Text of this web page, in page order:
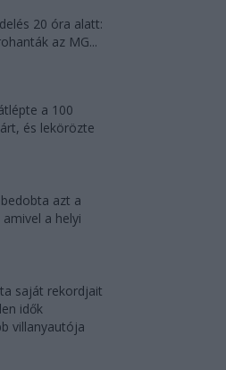
20 óra alatt:
az MG...
a 100
és lekörözte
azt a
a helyi
saját rekordjait
idők
villanyautója